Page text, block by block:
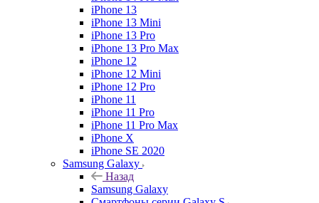
iPhone 13
iPhone 13 Mini
iPhone 13 Pro
iPhone 13 Pro Max
iPhone 12
iPhone 12 Mini
iPhone 12 Pro
iPhone 11
iPhone 11 Pro
iPhone 11 Pro Max
iPhone X
iPhone SE 2020
Samsung Galaxy
Назад
Samsung Galaxy